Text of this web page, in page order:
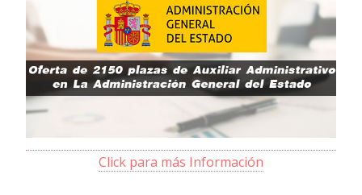
Click para más Información